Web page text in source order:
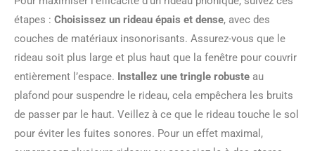
étapes : Choisissez un rideau épais et dense, avec des
couches de matériaux insonorisants. Assurez-vous que le
rideau soit plus large et plus haut que la fenêtre pour couvrir
entièrement l’espace. Installez une tringle robuste au
plafond pour suspendre le rideau, cela empêchera les bruits
de passer par le haut. Veillez à ce que le rideau touche le sol
pour éviter les fuites sonores. Pour un effet maximal,